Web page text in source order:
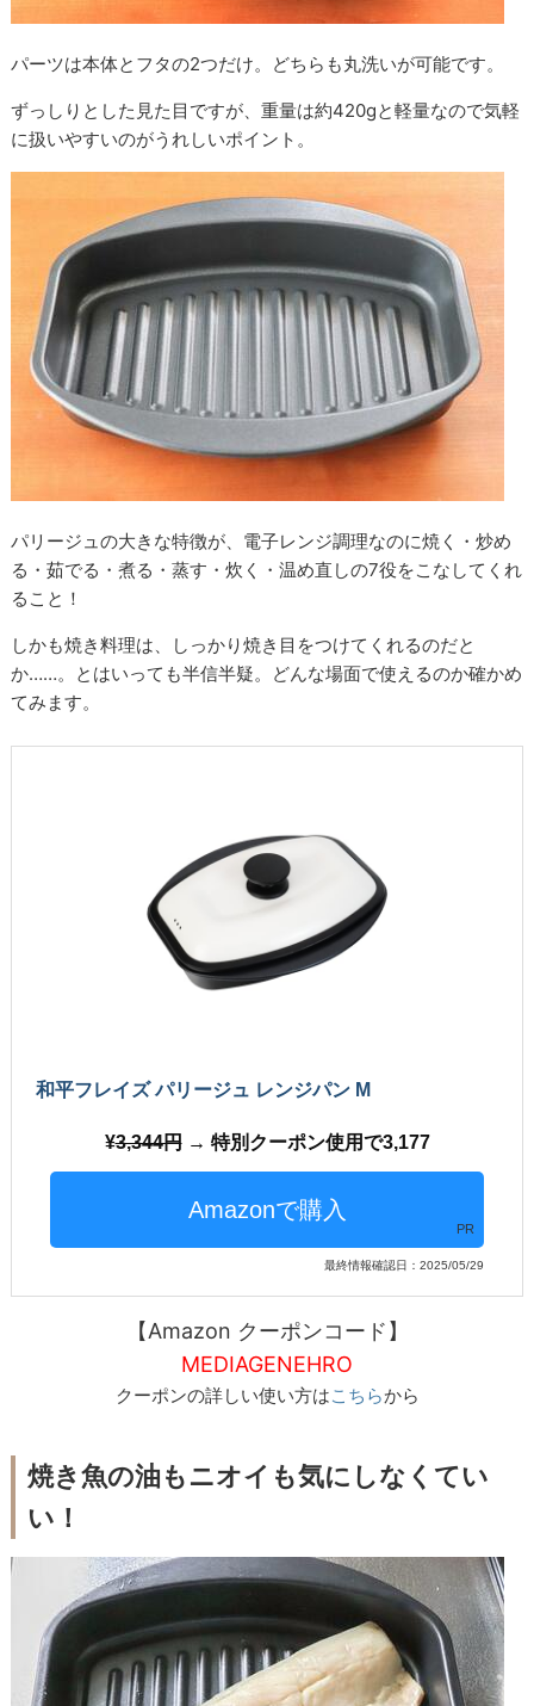
パーツは本体とフタの2つだけ。どちらも丸洗いが可能です。
ずっしりとした見た目ですが、重量は約420gと軽量なので気軽
に扱いやすいのがうれしいポイント。
パリージュの大きな特徴が、電子レンジ調理なのに焼く・炒め
る・茹でる・煮る・蒸す・炊く・温め直しの7役をこなしてくれ
ること！
しかも焼き料理は、しっかり焼き目をつけてくれるのだと
か……。とはいっても半信半疑。どんな場面で使えるのか確かめ
てみます。
和平フレイズ パリージュ レンジパン M
3,344円→ 特別クーポン使用で3,177
PR
最終情報確認日：2025/05/29
【Amazon クーポンコード】
MEDIAGENEHRO
クーポンの詳しい使い方はこちらから
焼き魚の油もニオイも気にしなくてい
い！